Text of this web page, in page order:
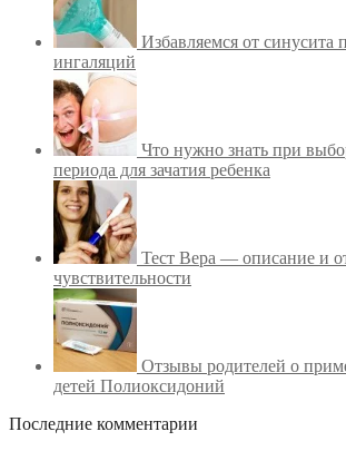
Избавляемся от
ингаляций
Что нужно знать при
периода для зачатия ребенка
Тест Вера — описание и
чувствительности
Отзывы родителей о
детей Полиоксидоний
Последние комментарии